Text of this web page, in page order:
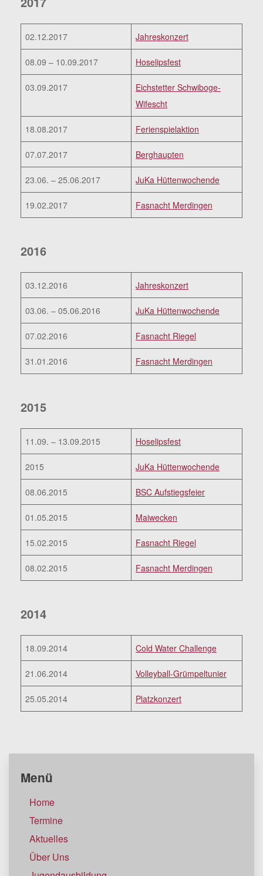
02.12.2017 Jahreskonzert
08.09 – 10.09.2017 Hoselipsfest
03.09.2017
Eichstetter Schwiboge-
Wifescht
18.08.2017 Ferienspielaktion
07.07.2017 Berghaupten
23.06. – 25.06.2017 JuKa Hüttenwochende
19.02.2017 Fasnacht Merdingen
2016
03.12.2016 Jahreskonzert
03.06. – 05.06.2016 JuKa Hüttenwochende
07.02.2016 Fasnacht Riegel
31.01.2016 Fasnacht Merdingen
2015
11.09. – 13.09.2015 Hoselipsfest
2015 JuKa Hüttenwochende
08.06.2015 BSC Aufstiegsfeier
01.05.2015 Maiwecken
15.02.2015 Fasnacht Riegel
08.02.2015 Fasnacht Merdingen
2014
18.09.2014 Cold Water Challenge
21.06.2014 Volleyball-Grümpeltunier
25.05.2014 Platzkonzert
Menü
Home
Termine
Aktuelles
Über Uns